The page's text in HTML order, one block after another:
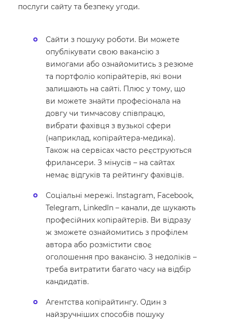
послуги сайту та безпеку угоди.
Сайти з пошуку роботи. Ви можете
опублікувати свою вакансію з
вимогами або ознайомитись з резюме
та портфоліо копірайтерів, які вони
залишають на сайті. Плюс у тому, що
ви можете знайти професіонала на
довгу чи тимчасову співпрацю,
вибрати фахівця з вузької сфери
(наприклад, копірайтера-медика).
Також на сервісах часто реєструються
фрилансери. З мінусів – на сайтах
немає відгуків та рейтингу фахівців.
Соціальні мережі. Instagram, Facebook,
Telegram, LinkedIn – канали, де шукають
професійних копірайтерів. Ви відразу
ж зможете ознайомитись з профілем
автора або розмістити своє
оголошення про вакансію. З недоліків –
треба витратити багато часу на відбір
кандидатів.
Агентства копірайтингу. Один з
найзручніших способів пошуку